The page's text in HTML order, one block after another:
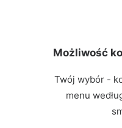
Możliwość
Twój wybór -
menu